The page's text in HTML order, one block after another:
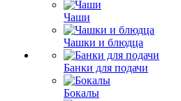
Чаши
Чашки и блюдца
Банки для подачи
Бокалы